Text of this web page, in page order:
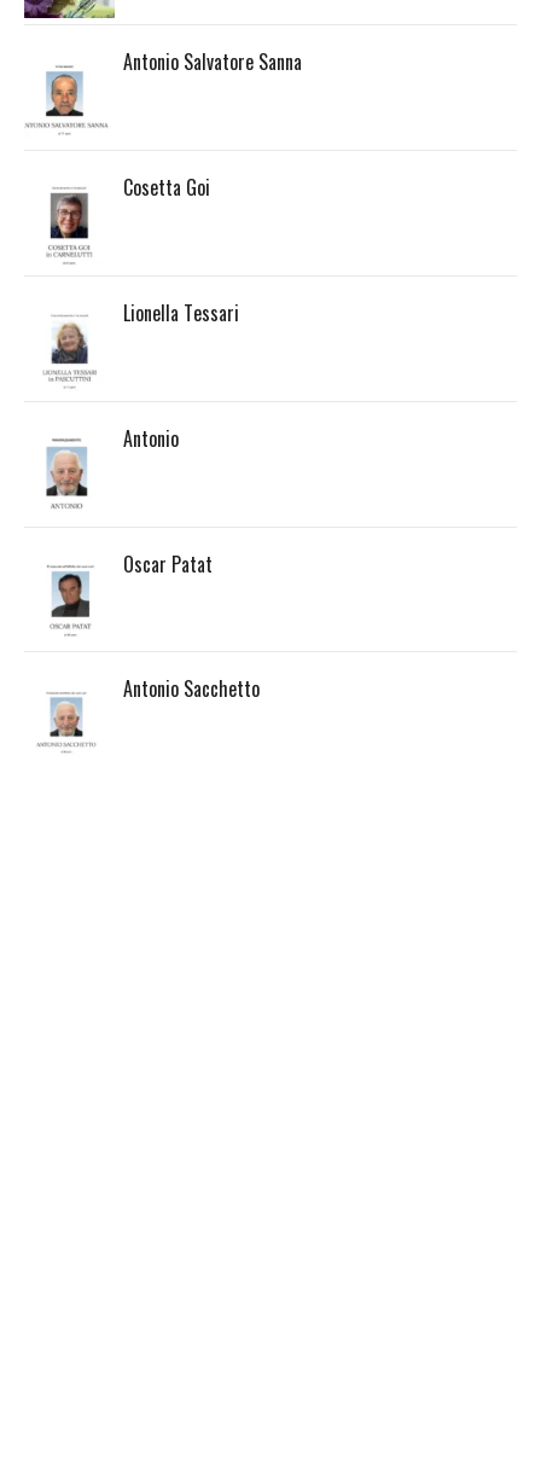
Antonio Salvatore Sanna
Cosetta Goi
Lionella Tessari
Antonio
Oscar Patat
Antonio Sacchetto